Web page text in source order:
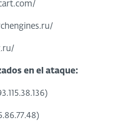
en el ataque: